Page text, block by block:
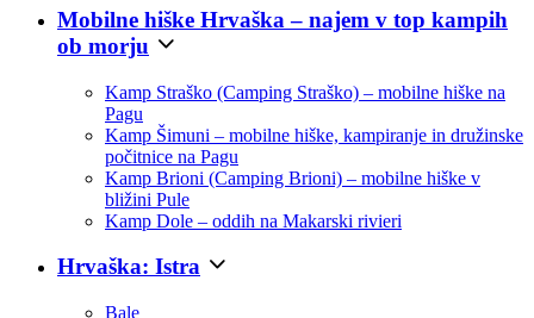
Mobilne hiške Hrvaška – najem v top kampih
ob morju
Kamp Straško (Camping Straško) – mobilne hiške na
Pagu
Kamp Šimuni – mobilne hiške, kampiranje in družinske
počitnice na Pagu
Kamp Brioni (Camping Brioni) – mobilne hiške v
bližini Pule
Kamp Dole – oddih na Makarski rivieri
Hrvaška: Istra
Bale